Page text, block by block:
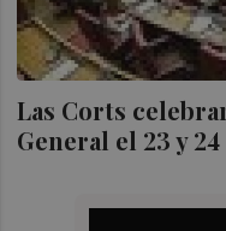
Las Corts
General el 23 y